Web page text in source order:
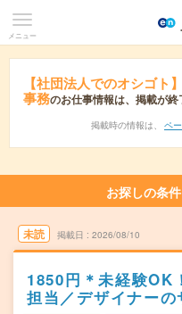
メニュー
【社団法人でのオシゴト
事務のお仕事情報は、掲載が
掲載時の情報は、 ペ
お探しの条
未読 掲載日 2026/08/10
1850円＊未経験OK
担当／デザイナーの